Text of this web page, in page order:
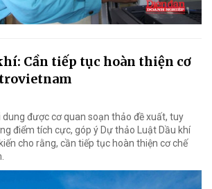
Cần tiếp tục hoàn thiện cơ
được cơ quan soạn thảo đề xuất, tuy
điểm tích cực, góp ý Dự thảo Luật Dầu khí
cho rằng, cần tiếp tục hoàn thiện cơ chế